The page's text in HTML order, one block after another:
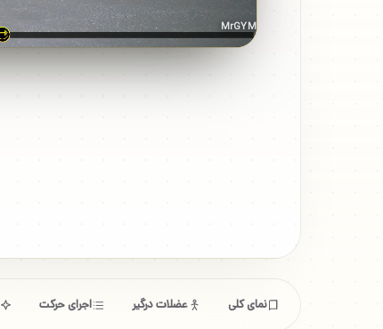
MrGYM
نمای کلی عضلات درگیر اجرای حرکت